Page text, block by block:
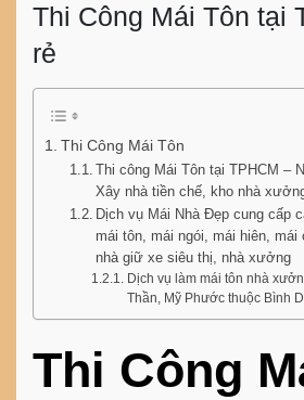
Thi Công Mái Tôn tại
rẻ
Thi Công Mái Tôn
Thi công Mái Tôn tại TPHCM –
Xây nhà tiền chế, kho nhà
Dịch vụ Mái Nhà Đẹp cung cấp
mái tôn, mái ngói, mái hiên, mái
nhà giữ xe siêu thị, nhà xưởng
Dịch vụ làm mái tôn nhà
Thần, Mỹ Phước thuộc Bình
Thi Công